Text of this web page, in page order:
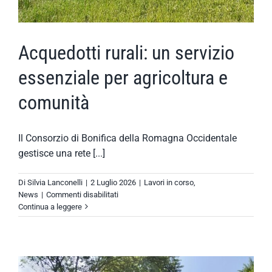
Acquedotti rurali: un servizio
essenziale per agricoltura e
comunità
Il Consorzio di Bonifica della Romagna Occidentale
gestisce una rete [...]
Di Silvia Lanconelli | 2 Luglio 2026 | Lavori in corso
News | Commenti disabilitatisu
rurali:
essenziale
per
Continua a leggere